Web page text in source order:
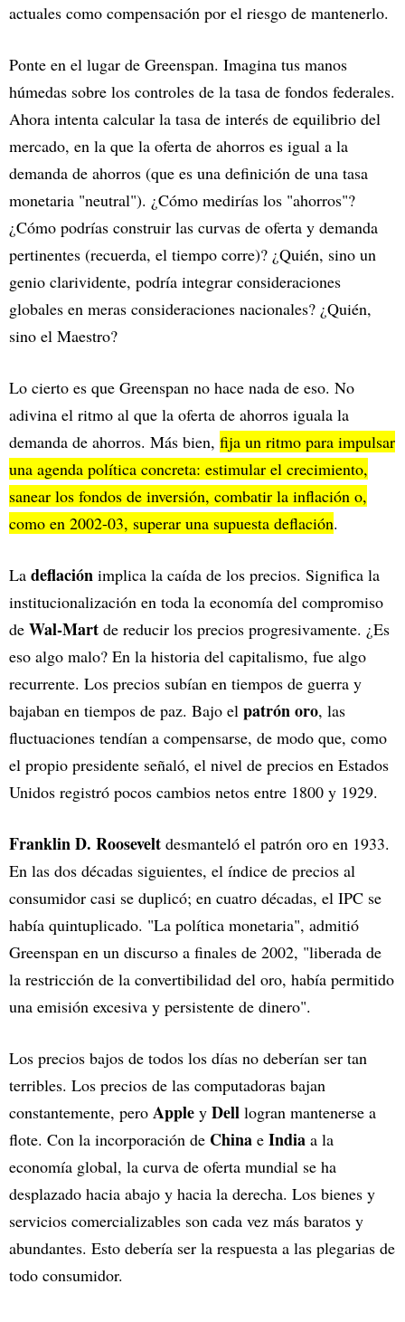
actuales como compensación por el riesgo de mantenerlo.
Ponte en el lugar de Greenspan. Imagina tus manos
húmedas sobre los controles de la tasa de fondos federales.
Ahora intenta calcular la tasa de interés de equilibrio del
mercado, en la que la oferta de ahorros es igual a la
demanda de ahorros (que es una definición de una tasa
monetaria "neutral"). ¿Cómo medirías los "ahorros"?
¿Cómo podrías construir las curvas de oferta y demanda
pertinentes (recuerda, el tiempo corre)? ¿Quién, sino un
genio clarividente, podría integrar consideraciones
globales en meras consideraciones nacionales? ¿Quién,
sino el Maestro?
Lo cierto es que Greenspan no hace nada de eso. No
adivina el ritmo al que la oferta de ahorros iguala la
demanda de ahorros. Más bien, fija un ritmo para impulsar
una agenda política concreta: estimular el crecimiento,
sanear los fondos de inversión, combatir la inflación o,
como en 2002-03, superar una supuesta deflación.
La deflación implica la caída de los precios. Significa la
institucionalización en toda la economía del compromiso
de Wal-Mart de reducir los precios progresivamente. ¿Es
eso algo malo? En la historia del capitalismo, fue algo
recurrente. Los precios subían en tiempos de guerra y
bajaban en tiempos de paz. Bajo el patrón oro, las
fluctuaciones tendían a compensarse, de modo que, como
el propio presidente señaló, el nivel de precios en Estados
Unidos registró pocos cambios netos entre 1800 y 1929.
Franklin D. Roosevelt desmanteló el patrón oro en 1933.
En las dos décadas siguientes, el índice de precios al
consumidor casi se duplicó; en cuatro décadas, el IPC se
había quintuplicado. "La política monetaria", admitió
Greenspan en un discurso a finales de 2002, "liberada de
la restricción de la convertibilidad del oro, había permitido
una emisión excesiva y persistente de dinero".
Los precios bajos de todos los días no deberían ser tan
terribles. Los precios de las computadoras bajan
constantemente, pero Apple y Dell logran mantenerse a
flote. Con la incorporación de China e India a la
economía global, la curva de oferta mundial se ha
desplazado hacia abajo y hacia la derecha. Los bienes y
servicios comercializables son cada vez más baratos y
abundantes. Esto debería ser la respuesta a las plegarias de
todo consumidor.